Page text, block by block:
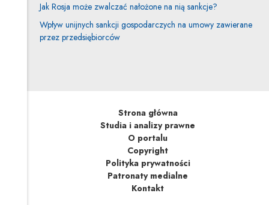
Jak Rosja może zwalczać nałożone na nią sankcje?
Wpływ unijnych sankcji gospodarczych na umowy zawierane
przez przedsiębiorców
Strona główna
Studia i analizy prawne
O portalu
Copyright
Polityka prywatności
Patronaty medialne
Kontakt